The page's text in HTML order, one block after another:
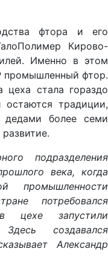
фтора и его
Кирово-
Именно в этом
промышленный фтор.
цеха стала гораздо
остаются традиции,
более семи
подразделения
века, когда
промышленности
потребовался
цехе запустили
создавался
Александр